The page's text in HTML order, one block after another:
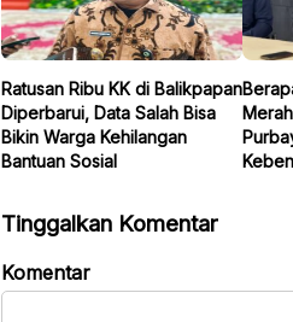
Ratusan Ribu KK di Balikpapan
Diperbarui, Data Salah Bisa
Bikin Warga Kehilangan
Bantuan Sosial
Tinggalkan Komentar
Komentar